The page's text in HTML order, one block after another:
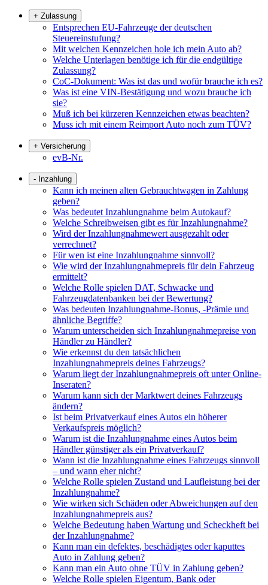
+ Zulassung
Entsprechen EU-Fahrzeuge der deutschen
Steuereinstufung?
Mit welchen Kennzeichen hole ich mein Auto ab?
Welche Unterlagen benötige ich für die endgültige
Zulassung?
CoC-Dokument: Was ist das und wofür brauche ich es?
Was ist eine VIN-Bestätigung und wozu brauche ich
sie?
Muß ich bei kürzeren Kennzeichen etwas beachten?
Muss ich mit einem Reimport Auto noch zum TÜV?
+ Versicherung
evB-Nr.
- Inzahlung
Kann ich meinen alten Gebrauchtwagen in Zahlung
geben?
Was bedeutet Inzahlungnahme beim Autokauf?
Welche Schreibweisen gibt es für Inzahlungnahme?
Wird der Inzahlungnahmewert ausgezahlt oder
verrechnet?
Für wen ist eine Inzahlungnahme sinnvoll?
Wie wird der Inzahlungnahmepreis für dein Fahrzeug
ermittelt?
Welche Rolle spielen DAT, Schwacke und
Fahrzeugdatenbanken bei der Bewertung?
Was bedeuten Inzahlungnahme-Bonus, -Prämie und
ähnliche Begriffe?
Warum unterscheiden sich Inzahlungnahmepreise von
Händler zu Händler?
Wie erkennst du den tatsächlichen
Inzahlungnahmepreis deines Fahrzeugs?
Warum liegt der Inzahlungnahmepreis oft unter Online-
Inseraten?
Warum kann sich der Marktwert deines Fahrzeugs
ändern?
Ist beim Privatverkauf eines Autos ein höherer
Verkaufspreis möglich?
Warum ist die Inzahlungnahme eines Autos beim
Händler günstiger als ein Privatverkauf?
Wann ist die Inzahlungnahme eines Fahrzeugs sinnvoll
– und wann eher nicht?
Welche Rolle spielen Zustand und Laufleistung bei der
Inzahlungnahme?
Wie wirken sich Schäden oder Abweichungen auf den
Inzahlungnahmepreis aus?
Welche Bedeutung haben Wartung und Scheckheft bei
der Inzahlungnahme?
Kann man ein defektes, beschädigtes oder kaputtes
Auto in Zahlung geben?
Kann man ein Auto ohne TÜV in Zahlung geben?
Welche Rolle spielen Eigentum, Bank oder